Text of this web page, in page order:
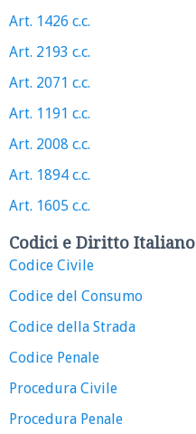
Art. 1426 c.c.
Art. 2193 c.c.
Art. 2071 c.c.
Art. 1191 c.c.
Art. 2008 c.c.
Art. 1894 c.c.
Art. 1605 c.c.
Codici e Diritto Italiano
Codice Civile
Codice del Consumo
Codice della Strada
Codice Penale
Procedura Civile
Procedura Penale